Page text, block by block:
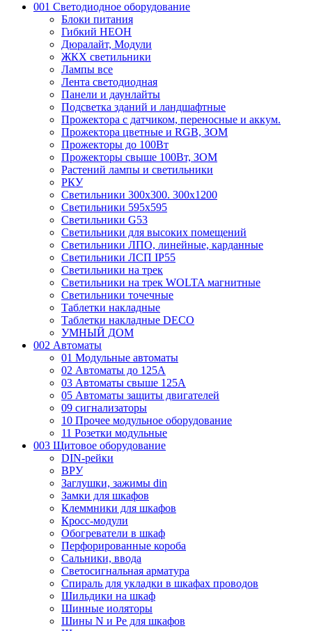
001 Светодиодное оборудование
Блоки питания
Гибкий НЕОН
Дюралайт, Модули
ЖКХ светильники
Лампы все
Лента светодиодная
Панели и даунлайты
Подсветка зданий и ландшафтные
Прожектора с датчиком, переносные и аккум.
Прожектора цветные и RGB, ЗОМ
Прожекторы до 100Вт
Прожекторы свыше 100Вт, ЗОМ
Растений лампы и светильники
РКУ
Светильники 300х300. 300х1200
Светильники 595х595
Светильники G53
Светильники для высоких помещений
Светильники ЛПО, линейные, карданные
Светильники ЛСП IP55
Светильники на трек
Светильники на трек WOLTA магнитные
Светильники точечные
Таблетки накладные
Таблетки накладные DECO
УМНЫЙ ДОМ
002 Автоматы
01 Модульные автоматы
02 Автоматы до 125А
03 Автоматы свыше 125А
05 Автоматы защиты двигателей
09 сигнализаторы
10 Прочее модульное оборудование
11 Розетки модульные
003 Щитовое оборудование
DIN-рейки
ВРУ
Заглушки, зажимы din
Замки для шкафов
Клеммники для шкафов
Кросс-модули
Обогреватели в шкаф
Перфорированные короба
Сальники, ввода
Светосигнальная арматура
Спираль для укладки в шкафах проводов
Шильдики на шкаф
Шинные иоляторы
Шины N и Pe для шкафов